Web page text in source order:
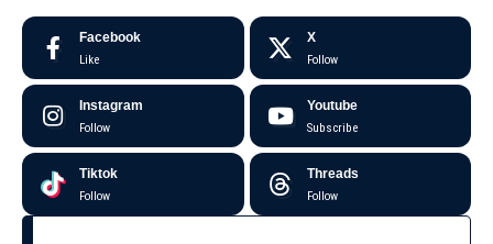
Facebook
Like
X
Follow
Instagram
Follow
Youtube
Subscribe
Tiktok
Follow
Threads
Follow